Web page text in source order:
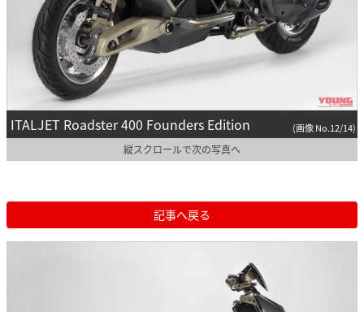
ITALJET Roadster 400 Founders Edition (画像 No.12/14)
縦スクロールで次の写真へ
記事へ戻る